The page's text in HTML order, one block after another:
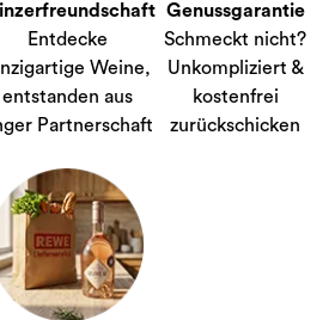
Entdecke
Weine,
entstanden aus
Partnerschaft
Genussgarantie
Schmeckt nicht?
Unkompliziert &
kostenfrei
zurückschicken